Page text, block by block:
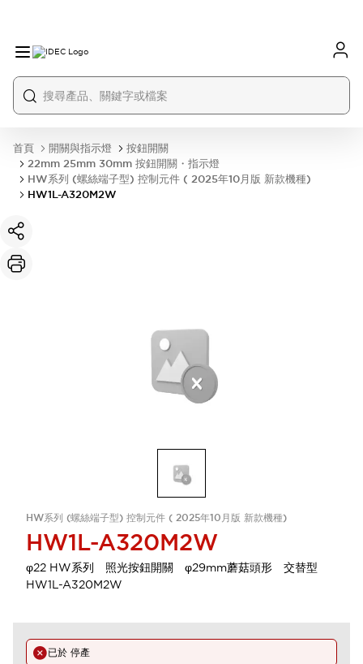
首頁 開關與指示燈
按鈕開關
22mm 25mm 30mm 按鈕開關・指示燈
HW系列 (螺絲端子型) 控制元件 ( 2025年10月版 新款機種)
HW1L-A320M2W
HW系列 (螺絲端子型) 控制元件 ( 2025年10月版 新款機種)
HW1L-A320M2W
φ22 HW系列 照光按鈕開關 φ29mm蘑菇頭形 交替型
HW1L-A320M2W
已於 停產